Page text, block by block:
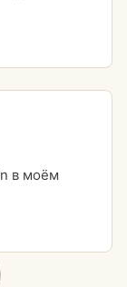
в моём